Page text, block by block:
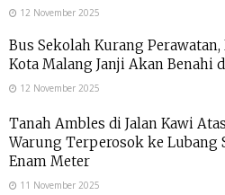
12 November 2025
Bus Sekolah Kurang
Kota Malang Janji Akan Benahi
12 November 2025
Tanah Ambles di Jalan Kawi
Warung Terperosok ke Lubang
Enam Meter
11 November 2025